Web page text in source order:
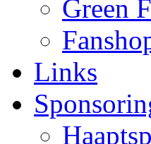
Green
Links